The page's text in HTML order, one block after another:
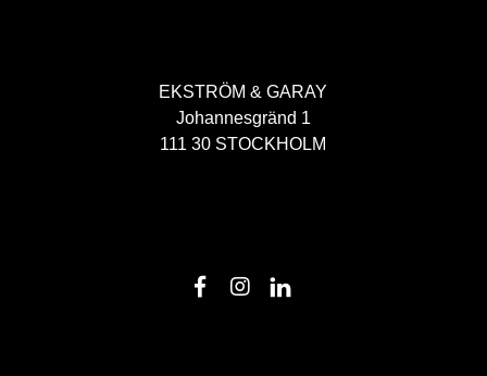
EKSTRÖM & GARAY
Johannesgränd 1
111 30 STOCKHOLM